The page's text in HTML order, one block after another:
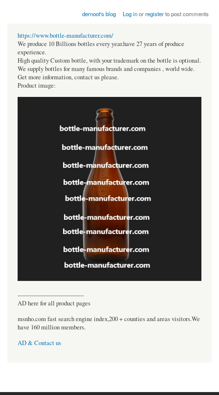
dernoot's blog Log inorregisterto post comments
https://www.bottle-manufacturer.com/
We produce 10 Billions bottles every year.have 27 years of produce
experience.
High quality Custom bottle, with your trademark on the bottle is optional.
We supply bottles for many famous brands and companies , world wide.
Get more information, contact us please.
Product image:
----------------------------------
AD here for all product pages
msnho.com fast search engine index,200 + counties and areas visitors.We
have 160 million members.
AD & Contact us